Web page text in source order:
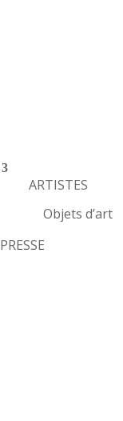
ARTISTES
Objets d’art
PRESSE